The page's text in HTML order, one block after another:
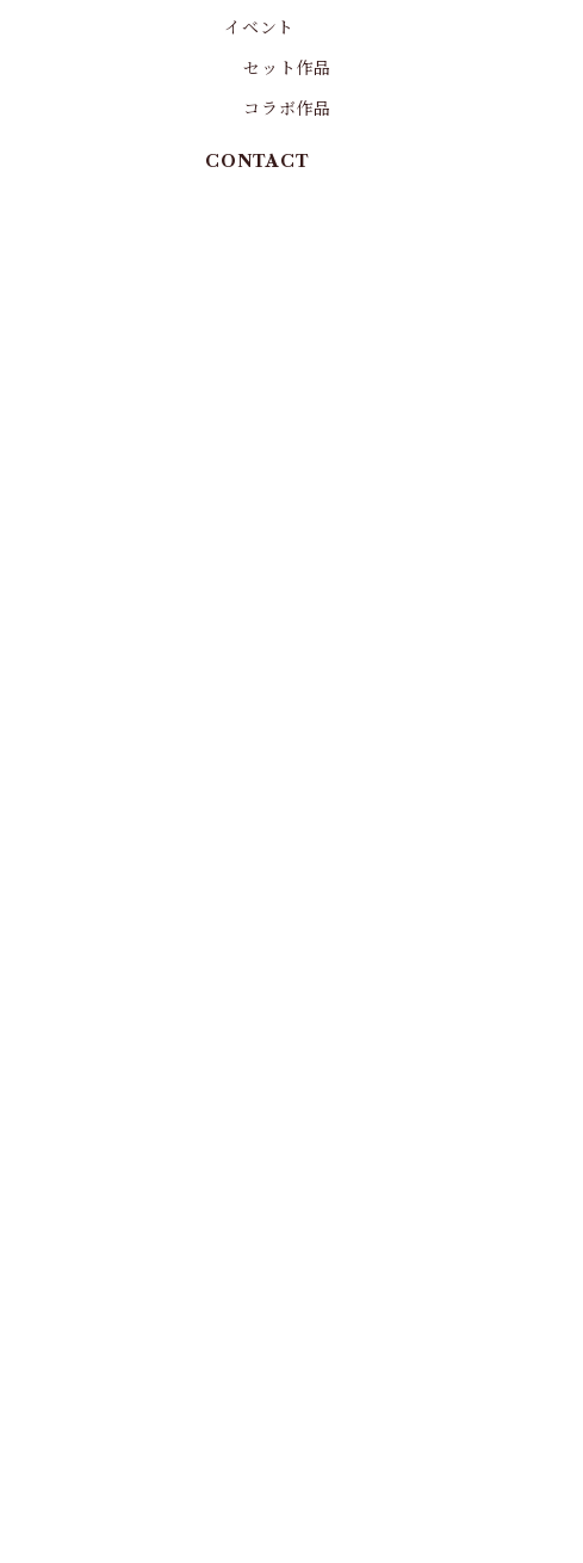
イベント
セット作品
コラボ作品
CONTACT